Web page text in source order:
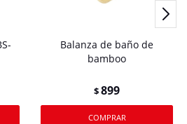
Balanza de baño de
bamboo
$899